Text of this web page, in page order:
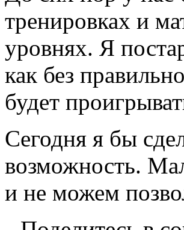
тренировках и
уровнях. Я
как без
будет
Сегодня я бы
возможность.
и не можем